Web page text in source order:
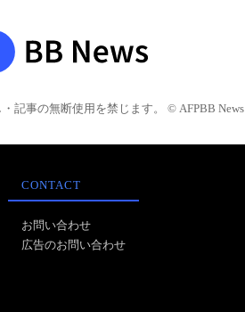
記事の無断使用を禁じます。 © AFPBB News
CONTACT
お問い合わせ
広告のお問い合わせ